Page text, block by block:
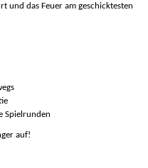
und das Feuer am geschicktesten
Spielrunden
auf!